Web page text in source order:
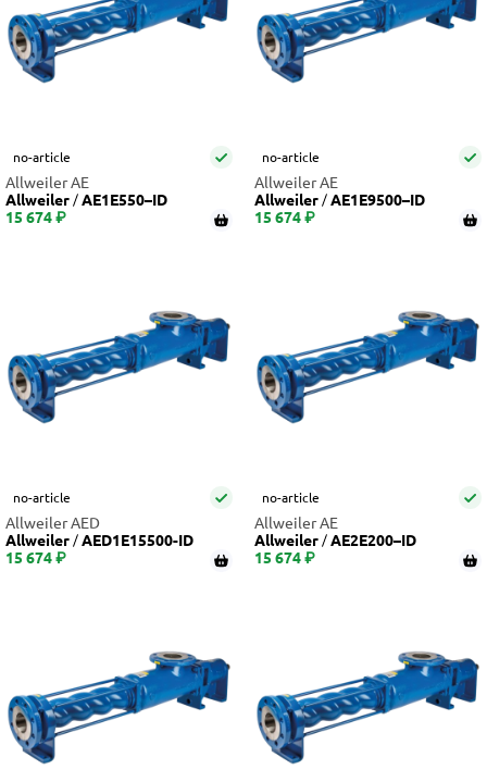
no-article
Allweiler AE
Allweiler
AE1E550–ID
15 674 ₽
no-article
Allweiler AE
Allweiler
AE1E9500–ID
15 674 ₽
no-article
Allweiler AED
Allweiler
AED1E15500-ID
15 674 ₽
no-article
Allweiler AE
Allweiler
AE2E200–ID
15 674 ₽